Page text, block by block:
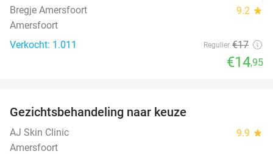
Bregje Amersfoort 9.2 star
Amersfoort
Verkocht: 1.011
Regulier €17
€14,95
TODAY
Gezichtsbehandeling naar keuze
AJ Skin Clinic 9.9 star
Amersfoort